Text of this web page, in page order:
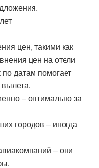
цен, такими как
цен на отели
по датам помогает
– оптимально за
городов – иногда
– они